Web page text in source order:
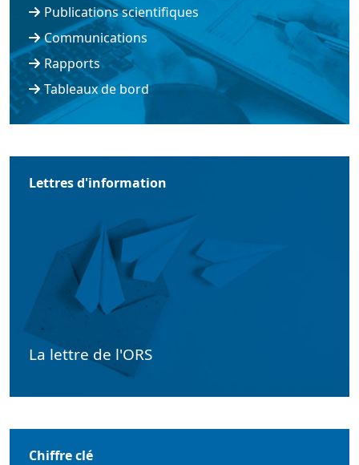
Publications scientifiques
Communications
Rapports
Tableaux de bord
Lettres d'information
La lettre de l'ORS
Chiffre clé